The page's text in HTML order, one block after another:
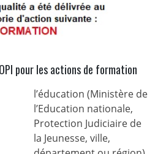
pour les actions de formation
l’éducation (Ministère de
l’Education nationale,
Protection Judiciaire de
la Jeunesse, ville,